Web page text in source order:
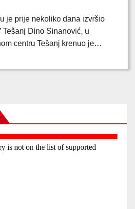
je prije nekoliko dana izvršio
Tešanj Dino Sinanović, u
centru Tešanj krenuo je…